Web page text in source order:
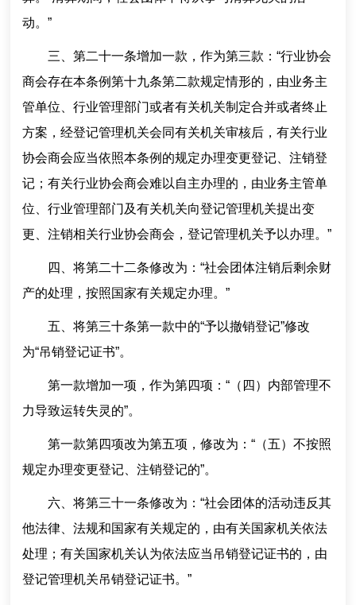
动。”
三、第二十一条增加一款，作为第三款：“行业协会
商会存在本条例第十九条第二款规定情形的，由业务主
管单位、行业管理部门或者有关机关制定合并或者终止
方案，经登记管理机关会同有关机关审核后，有关行业
协会商会应当依照本条例的规定办理变更登记、注销登
记；有关行业协会商会难以自主办理的，由业务主管单
位、行业管理部门及有关机关向登记管理机关提出变
更、注销相关行业协会商会，登记管理机关予以办理。”
四、将第二十二条修改为：“社会团体注销后剩余财
产的处理，按照国家有关规定办理。”
五、将第三十条第一款中的“予以撤销登记”修改
为“吊销登记证书”。
第一款增加一项，作为第四项：“（四）内部管理不
力导致运转失灵的”。
第一款第四项改为第五项，修改为：“（五）不按照
规定办理变更登记、注销登记的”。
六、将第三十一条修改为：“社会团体的活动违反其
他法律、法规和国家有关规定的，由有关国家机关依法
处理；有关国家机关认为依法应当吊销登记证书的，由
登记管理机关吊销登记证书。”